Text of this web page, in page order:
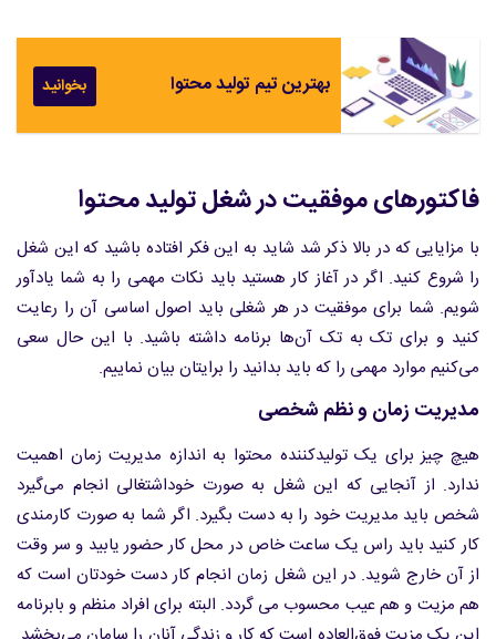
بهترین تیم تولید محتوا بخوانید
فاکتورهای موفقیت در شغل تولید محتوا
با مزایایی که در بالا ذکر شد شاید به این فکر افتاده باشید که این شغل
را شروع کنید. اگر در آغاز کار هستید باید نکات مهمی را به شما یادآور
شویم. شما برای موفقیت در هر شغلی باید اصول اساسی آن را رعایت
کنید و برای تک به تک آن‌ها برنامه داشته باشید. با این حال سعی
می‌کنیم موارد مهمی را که باید بدانید را برایتان بیان نماییم.
مدیریت زمان و نظم شخصی
هیچ چیز برای یک تولیدکننده محتوا به اندازه مدیریت زمان اهمیت
ندارد. از آنجایی که این شغل به صورت خوداشتغالی انجام می‌گیرد
شخص باید مدیریت خود را به دست بگیرد. اگر شما به صورت کارمندی
کار کنید باید راس یک ساعت خاص در محل کار حضور یابید و سر وقت
از آن خارج شوید. در این شغل زمان انجام کار دست خودتان است که
هم مزیت و هم عیب محسوب می گردد. البته برای افراد منظم و بابرنامه